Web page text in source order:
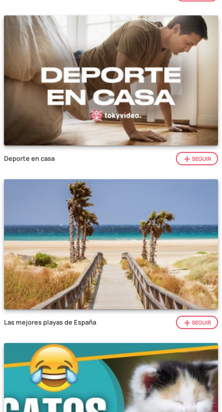
Deporte en casa SEGUIR
Las mejores playas de España SEGUIR